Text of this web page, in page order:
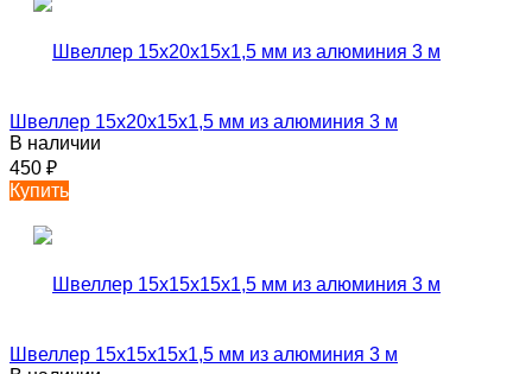
Швеллер 15х20х15х1,5 мм из алюминия 3 м
В наличии
450 ₽
Купить
Швеллер 15х15х15х1,5 мм из алюминия 3 м